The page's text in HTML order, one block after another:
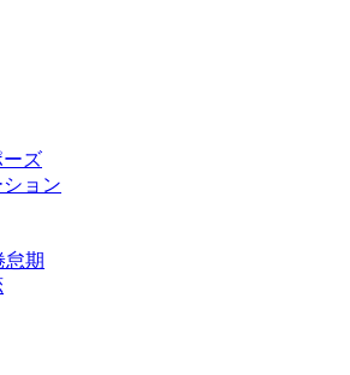
ズ
ョン
怠期